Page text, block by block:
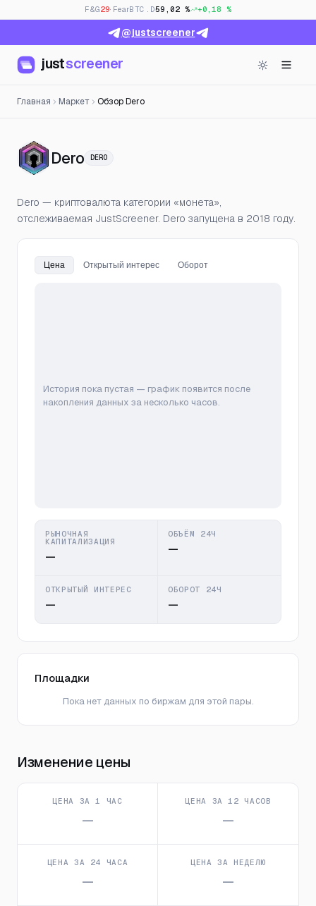
F&G29· FearBTC.D59,02 % +0,18 %
@justscreener
justscreener
Главная Маркет Обзор Dero
Dero— Цена, открытый интерес и
DERO
Dero — криптовалюта категории «монета»,
отслеживаемая JustScreener. Dero запущена в 2018 году.
Цена Открытый интерес Оборот
История пока пустая — график появится после
накопления данных за несколько часов.
РЫНОЧНАЯ
КАПИТАЛИЗАЦИЯ
—
ОБЪЁМ 24Ч
—
ОТКРЫТЫЙ ИНТЕРЕС
—
ОБОРОТ 24Ч
—
Площадки
Пока нет данных по биржам для этой пары.
Изменение цены
ЦЕНА ЗА 1 ЧАС
—
ЦЕНА ЗА 12 ЧАСОВ
—
ЦЕНА ЗА 24 ЧАСА
—
ЦЕНА ЗА НЕДЕЛЮ
—